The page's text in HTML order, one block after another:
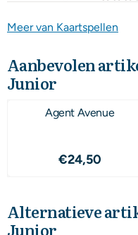
Meer van Kaartspellen
Aanbevolen
Junior
Agent Avenue
Prijs: 24,50
€24,50
Alternatieve
Junior